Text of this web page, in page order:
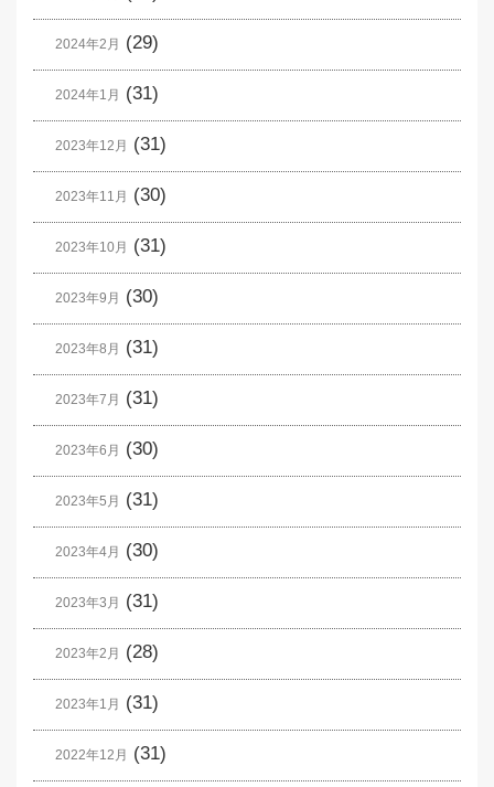
2024年2月 (29)
2024年1月 (31)
2023年12月 (31)
2023年11月 (30)
2023年10月 (31)
2023年9月 (30)
2023年8月 (31)
2023年7月 (31)
2023年6月 (30)
2023年5月 (31)
2023年4月 (30)
2023年3月 (31)
2023年2月 (28)
2023年1月 (31)
2022年12月 (31)